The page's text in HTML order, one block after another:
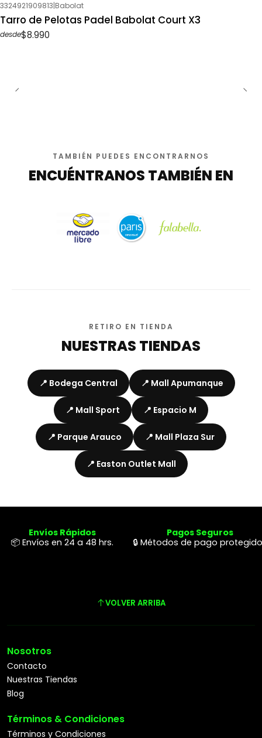
3324921909813|Babolat
Tarro de Pelotas Padel Babolat Court X3
desde$8.990
TAMBIÉN PUEDES ENCONTRARNOS
ENCUÉNTRANOS TAMBIÉN EN
RETIRO EN TIENDA
NUESTRAS TIENDAS
📍 Bodega Central 📍 Mall Apumanque
📍 Mall Sport 📍 Espacio M
📍 Parque Arauco 📍 Mall Plaza Sur
📍 Easton Outlet Mall
Envíos Rápidos
📦 Envíos en 24 a 48 hrs.
Pagos Seguros
🔒 Métodos de pago
VOLVER ARRIBA
Nosotros
Contacto
Nuestras Tiendas
Blog
Términos & Condiciones
Términos y Condiciones